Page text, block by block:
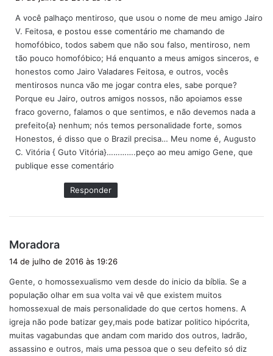
s
e
:
A você palhaço mentiroso, que usou o nome de meu amigo Jairo
V. Feitosa, e postou esse comentário me chamando de
homofóbico, todos sabem que não sou falso, mentiroso, nem
tão pouco homofóbico; Há enquanto a meus amigos sinceros, e
honestos como Jairo Valadares Feitosa, e outros, vocês
mentirosos nunca vão me jogar contra eles, sabe porque?
Porque eu Jairo, outros amigos nossos, não apoiamos esse
fraco governo, falamos o que sentimos, e não devemos nada a
prefeito{a} nenhum; nós temos personalidade forte, somos
Honestos, é disso que o Brazil precisa… Meu nome é, Augusto
C. Vitória { Guto Vitória}………….peço ao meu amigo Gene, que
publique esse comentário
Responder
Moradora
s
e
:
14 de julho de 2016 às 19:26
Gente, o homossexualismo vem desde do inicio da bíblia. Se a
população olhar em sua volta vai vê que existem muitos
homossexual de mais personalidade do que certos homens. A
igreja não pode batizar gey,mais pode batizar politico hipócrita,
muitas vagabundas que andam com marido dos outros, ladrão,
assassino e outros, mais uma pessoa que o seu defeito só diz